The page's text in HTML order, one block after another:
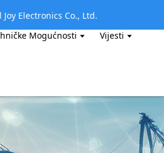
Electronics Co., Ltd.
Mogućnosti Vijesti